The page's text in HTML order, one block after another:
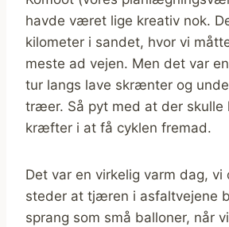
havde været lige kreativ nok.
kilometer i sandet, hvor vi
meste ad vejen. Men det var
tur langs lave skrænter og
træer. Så pyt med at der
kræfter i at få cyklen fremad.
Det var en virkelig varm dag, vi
steder at tjæren i asfaltvejene
sprang som små balloner, når